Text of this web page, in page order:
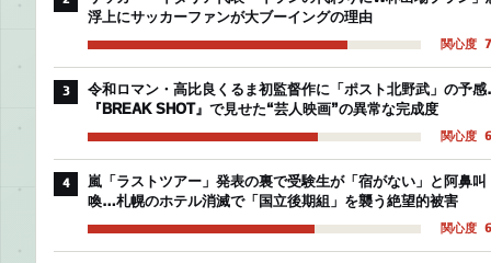
浮上にサッカーファンが大ブーイングの理由
関心度
3
令和ロマン・高比良くるま初監督作に「ポスト北野武」の予
『BREAK SHOT』で見せた“芸人映画”の異常な完成度
関心度
4
嵐「ラストツアー」発表の裏で受験生が「宿がない」と阿鼻叫
喚…札幌のホテル消滅で「国立後期組」を襲う絶望的被害
関心度